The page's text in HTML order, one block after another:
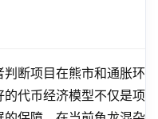
断项目在熊市和通胀环
代币经济模型不仅是项